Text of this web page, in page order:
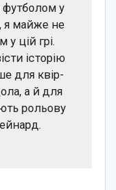
футболом у
я майже не
цій грі.
історію
для квір-
а й для
рольову